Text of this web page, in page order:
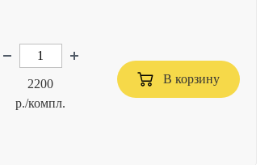
2200
р./компл.
В корзину